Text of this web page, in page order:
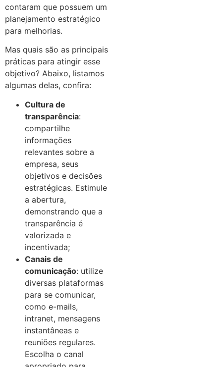
contaram que possuem um
planejamento estratégico
para melhorias.
Mas quais são as principais
práticas para atingir esse
objetivo? Abaixo, listamos
algumas delas, confira:
Cultura de
transparência:
compartilhe
informações
relevantes sobre a
empresa, seus
objetivos e decisões
estratégicas. Estimule
a abertura,
demonstrando que a
transparência é
valorizada e
incentivada;
Canais de
comunicação: utilize
diversas plataformas
para se comunicar,
como e-mails,
intranet, mensagens
instantâneas e
reuniões regulares.
Escolha o canal